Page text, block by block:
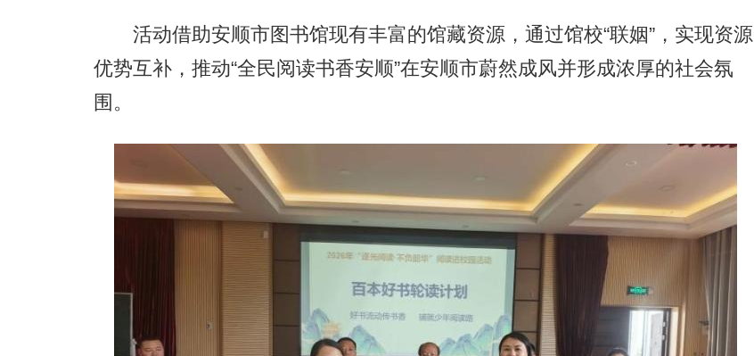
活动借助安顺市图书馆现有丰富的馆藏资源，通过馆校“联姻”，实现资源
优势互补，推动“全民阅读书香安顺”在安顺市蔚然成风并形成浓厚的社会氛
围。